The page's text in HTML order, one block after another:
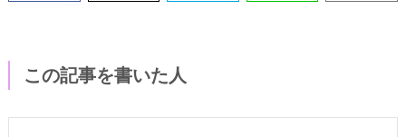
この記事を書いた人